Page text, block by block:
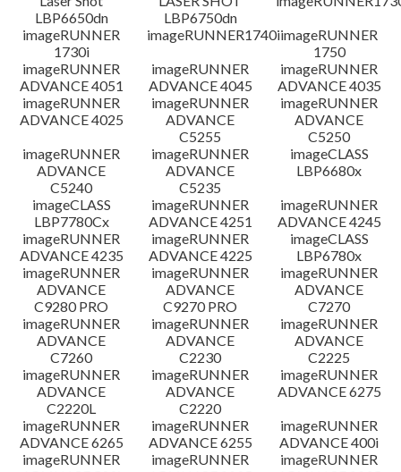
LBP6650dn
LBP6750dn
imageRUNNER
1730i
imageRUNNER1740iimageRUNNER
1750
imageRUNNER
ADVANCE 4051
imageRUNNER
ADVANCE 4045
imageRUNNER
ADVANCE 4035
imageRUNNER
ADVANCE 4025
imageRUNNER
ADVANCE
C5255
imageRUNNER
ADVANCE
C5250
imageRUNNER
ADVANCE
C5240
imageRUNNER
ADVANCE
C5235
imageCLASS
LBP6680x
imageCLASS
LBP7780Cx
imageRUNNER
ADVANCE 4251
imageRUNNER
ADVANCE 4245
imageRUNNER
ADVANCE 4235
imageRUNNER
ADVANCE 4225
imageCLASS
LBP6780x
imageRUNNER
ADVANCE
C9280 PRO
imageRUNNER
ADVANCE
C9270 PRO
imageRUNNER
ADVANCE
C7270
imageRUNNER
ADVANCE
C7260
imageRUNNER
ADVANCE
C2230
imageRUNNER
ADVANCE
C2225
imageRUNNER
ADVANCE
C2220L
imageRUNNER
ADVANCE
C2220
imageRUNNER
ADVANCE 6275
imageRUNNER
ADVANCE 6265
imageRUNNER
ADVANCE 6255
imageRUNNER
ADVANCE 400i
imageRUNNER
imageRUNNER
imageRUNNER